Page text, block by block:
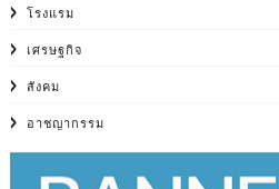
โรงแรม
เศรษฐกิจ
สังคม
อาชญากรรม